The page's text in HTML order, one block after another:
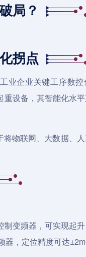
局？
拐点
业企业关键工序数
设备，其智能化水
物联网、大数据、
变频器，可实现起
器，定位精度可达